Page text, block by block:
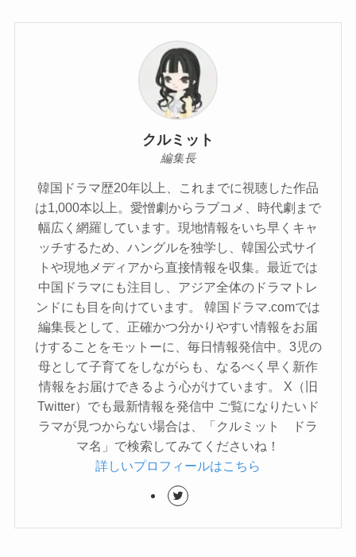
クルミット
編集長
韓国ドラマ歴20年以上、これまでに視聴した作品
は1,000本以上。愛憎劇からラブコメ、時代劇まで
幅広く網羅しています。現地情報をいち早くキャ
ッチするため、ハングルを独学し、韓国公式サイ
トや現地メディアから直接情報を収集。最近では
中国ドラマにも注目し、アジア全体のドラマトレ
ンドにも目を向けています。 韓国ドラマ.comでは
編集長として、正確かつ分かりやすい情報をお届
けすることをモットーに、毎日情報発信中。3児の
母として子育てをしながらも、なるべく早く新作
情報をお届けできるよう心がけています。 X（旧
Twitter）でも最新情報を発信中 ご覧になりたいド
ラマが見つからない場合は、「クルミット ドラ
マ名」で検索してみてくださいね！
詳しいプロフィールはこちら